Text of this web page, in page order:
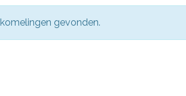
gevonden.